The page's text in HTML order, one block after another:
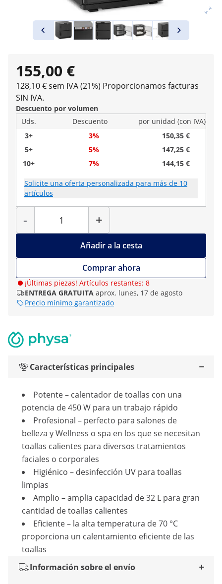
155,00 €
128,10 € sem IVA (21%) Proporcionamos facturas
SIN IVA.
Descuento por volumen
Uds.
Descuento
por unidad (con IVA)
3+
3%
150,35 €
5+
5%
147,25 €
10+
7% 144,15 €
Solicite una oferta personalizada para más de 10
artículos
-
Cantidad
+
Añadir a la cesta
Comprar ahora
¡Últimas piezas! Artículos restantes: 8
ENTREGA GRATUITA aprox. lunes, 17 de agosto
Precio mínimo garantizado
Características principales
Potente – calentador de toallas con una
potencia de 450 W para un trabajo rápido
Profesional – perfecto para salones de
belleza y Wellness o spa en los que se necesitan
toallas calientes para diversos tratamientos
faciales o corporales
Higiénico – desinfección UV para toallas
limpias
Amplio – amplia capacidad de 32 L para gran
cantidad de toallas calientes
Eficiente – la alta temperatura de 70 °C
proporciona un calentamiento eficiente de las
toallas
Información sobre el envío